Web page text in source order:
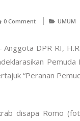
0 Comment UMUM
DPR RI,
“Peranan
disapa Romo